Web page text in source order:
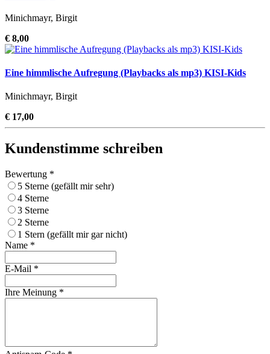
Minichmayr, Birgit
€ 8,00
Eine himmlische Aufregung (Playbacks als mp3) KISI-Kids
Minichmayr, Birgit
€ 17,00
Kundenstimme schreiben
Bewertung *
5 Sterne (gefällt mir sehr)
4 Sterne
3 Sterne
2 Sterne
1 Stern (gefällt mir gar nicht)
Name *
E-Mail *
Ihre Meinung *